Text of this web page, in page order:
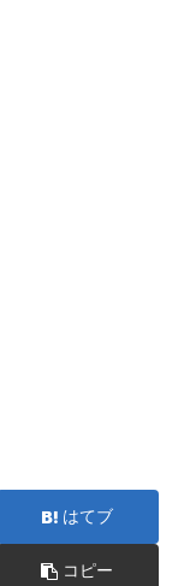
はてブ
コピー